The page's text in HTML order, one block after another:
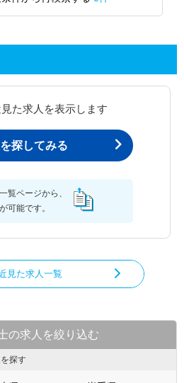
た求人を表示します
探してみる
覧ページから、
可能です。
見た求人一覧
の求人を絞り込む
探す